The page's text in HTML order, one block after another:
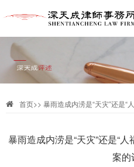
首页>> 暴雨造成内涝是“天灾”还是“
暴雨造成内涝是“天灾”还是“
案的